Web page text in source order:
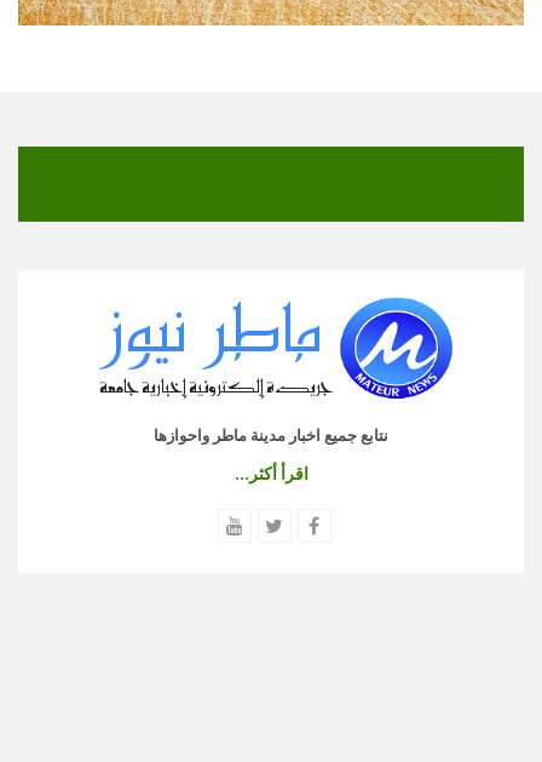
نتابع جميع اخبار مدينة ماطر واحوازها
اقرأ أكثر...